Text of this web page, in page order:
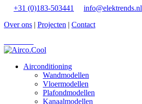
+31 (0)183-503441
info@elektrends.nl
Over ons | Projecten | Contact
Airconditioning
Wandmodellen
Vloermodellen
Plafondmodellen
Kanaalmodellen